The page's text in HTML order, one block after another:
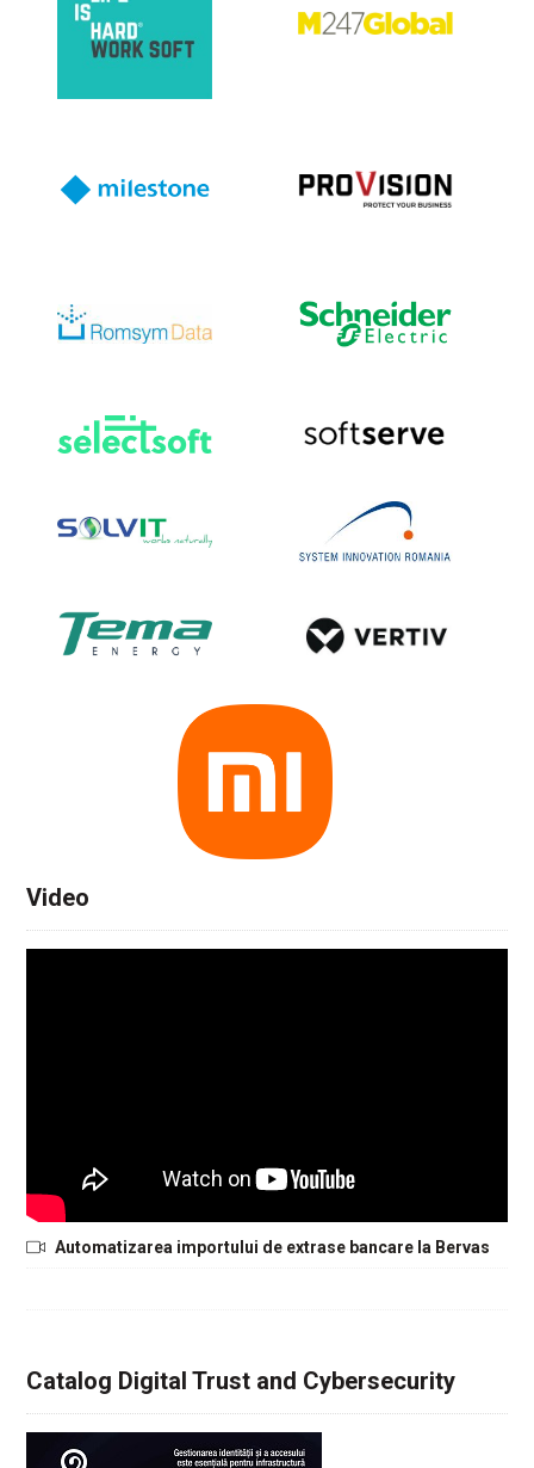
Video
Automatizarea importului de extrase bancare la Bervas
Catalog Digital Trust and Cybersecurity